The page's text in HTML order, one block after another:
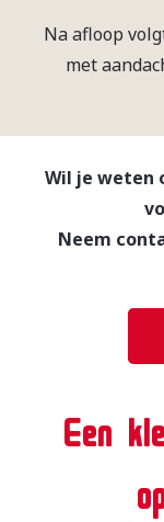
Na afloop
met
Wil je weten
Neem
Een